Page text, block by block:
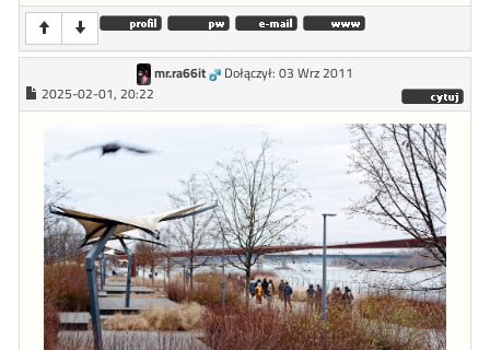
mr.ra66it
Dołączył: 03 Wrz 2011
2025-02-01, 20:22